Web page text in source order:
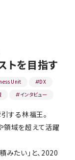
トを目指す
Unit #DX
#インタビュー
する林福王。
領域を超えて活躍
みたい」と、2020